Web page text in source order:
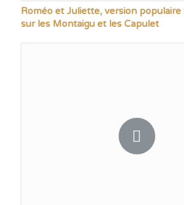
Roméo et Juliette, version populaire
sur les Montaigu et les Capulet